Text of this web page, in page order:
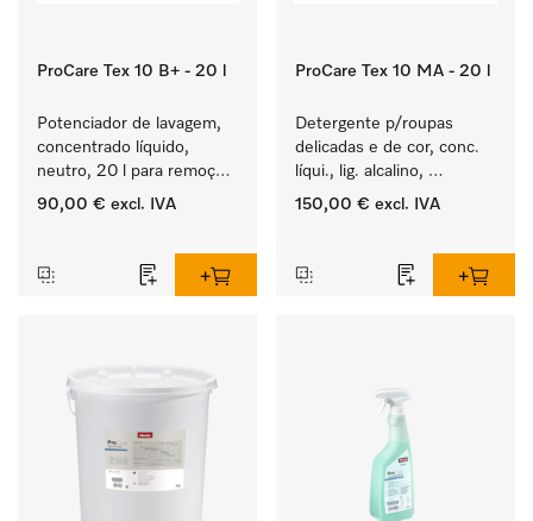
ProCare Tex 10 B+ - 20 l
Potenciador de lavagem,
concentrado líquido,
neutro, 20 l para remoção
eficaz de sujidade de
90,00 € excl. IVA
ProCare Tex 10 MA - 20 l
Detergente p/roupas
delicadas e de cor, conc.
líqui., lig. alcalino,
20 l para a lavagem de
150,00 € excl. IVA